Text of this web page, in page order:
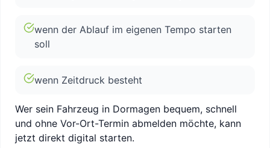
wenn der Ablauf im eigenen Tempo starten
soll
wenn Zeitdruck besteht
Wer sein Fahrzeug in Dormagen bequem, schnell
und ohne Vor-Ort-Termin abmelden möchte, kann
jetzt direkt digital starten.